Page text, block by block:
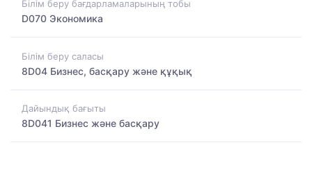
Білім беру бағдарламаларының тобы
D070 Экономика
Білім беру саласы
8D04 Бизнес, басқару және құқық
Дайындық бағыты
8D041 Бизнес және басқару